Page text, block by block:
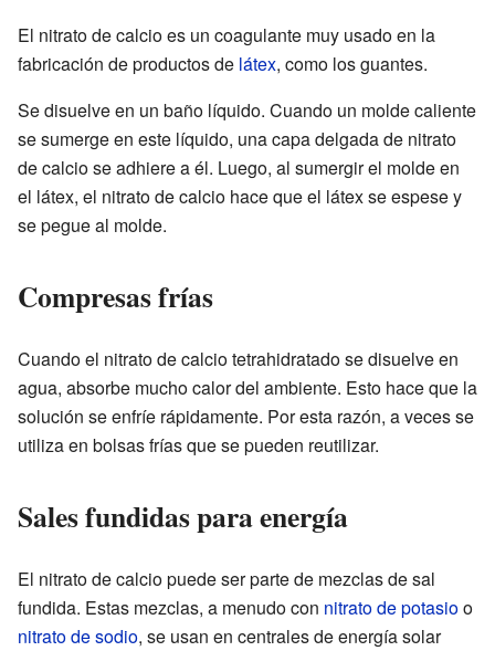
El nitrato de calcio es un coagulante muy usado en la
fabricación de productos de látex, como los guantes.
Se disuelve en un baño líquido. Cuando un molde caliente
se sumerge en este líquido, una capa delgada de nitrato
de calcio se adhiere a él. Luego, al sumergir el molde en
el látex, el nitrato de calcio hace que el látex se espese y
se pegue al molde.
Compresas frías
Cuando el nitrato de calcio tetrahidratado se disuelve en
agua, absorbe mucho calor del ambiente. Esto hace que la
solución se enfríe rápidamente. Por esta razón, a veces se
utiliza en bolsas frías que se pueden reutilizar.
Sales fundidas para energía
El nitrato de calcio puede ser parte de mezclas de sal
fundida. Estas mezclas, a menudo con nitrato de potasioo
nitrato de sodio, se usan en centrales de energía solar